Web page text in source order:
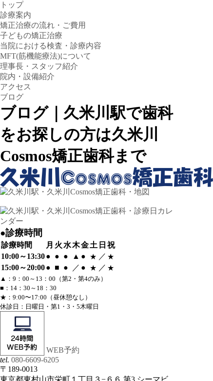
トップ
診療案内
矯正治療の流れ・ご費用
子どもの矯正治療
当院における検査・診療内容
MFT(筋機能療法)について
理事長・スタッフ紹介
院内・設備紹介
アクセス
ブログ
ブログ｜久米川駅で歯科
をお探しの方は久米川
Cosmos矯正歯科まで
●診療時間
診療時間 月 火 水木金土 日 祝
10:00～13:30● ● ● ▲ ● ★ ／ ★
15:00～20:00● ■ ● ／ ● ★ ／ ★
▲：9：00～13：00（第2・第4のみ）
■：14：30～18：30
★：9:00〜17:00（昼休憩なし）
休診日：日曜日・第1・3・5木曜日
WEB予約
tel. 080-6609-6205
〒189-0013
東京都東村山市栄町１丁目３−６６ 第3 シーマビ